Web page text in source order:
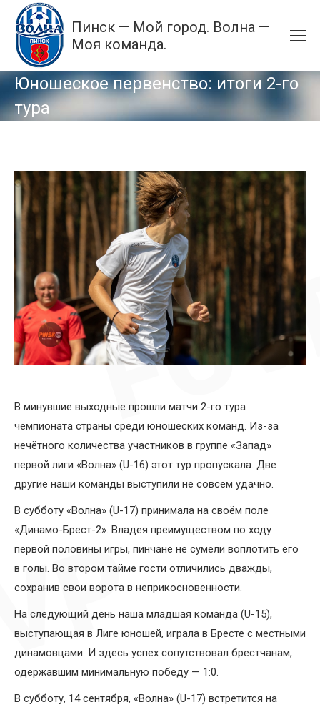
Пинск — Мой город. Волна —
Моя команда.
Юношеское первенство: итоги 2-го
тура
В минувшие выходные прошли матчи 2-го тура
чемпионата страны среди юношеских команд. Из-за
нечётного количества участников в группе «Запад»
первой лиги «Волна» (U-16) этот тур пропускала. Две
другие наши команды выступили не совсем удачно.
В субботу «Волна» (U-17) принимала на своём поле
«Динамо-Брест-2». Владея преимуществом по ходу
первой половины игры, пинчане не сумели воплотить его
в голы. Во втором тайме гости отличились дважды,
сохранив свои ворота в неприкосновенности.
На следующий день наша младшая команда (U-15),
выступающая в Лиге юношей, играла в Бресте с местными
динамовцами. И здесь успех сопутствовал брестчанам,
одержавшим минимальную победу — 1:0.
В субботу, 14 сентября, «Волна» (U-17) встретится на